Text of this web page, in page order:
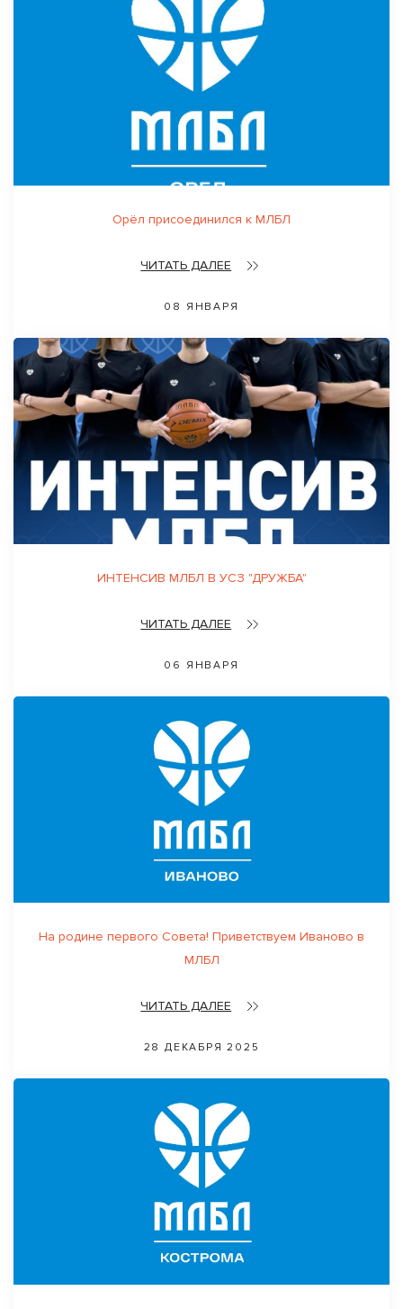
Орёл присоединился к МЛБЛ
ЧИТАТЬ ДАЛЕЕ
08 ЯНВАРЯ
ИНТЕНСИВ МЛБЛ В УСЗ "ДРУЖБА"
ЧИТАТЬ ДАЛЕЕ
06 ЯНВАРЯ
На родине первого Совета! Приветствуем Иваново в
МЛБЛ
ЧИТАТЬ ДАЛЕЕ
28 ДЕКАБРЯ 2025